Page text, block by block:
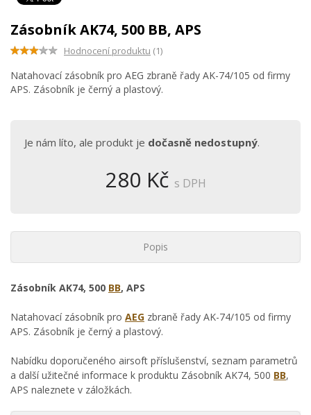
Zásobník AK74, 500 BB, APS
Hodnocení produktu (1)
Natahovací zásobník pro AEG zbraně řady AK-74/105 od firmy
APS. Zásobník je černý a plastový.
Je nám líto, ale produkt je dočasně nedostupný.
280 Kč s DPH
Popis
Zásobník AK74, 500 BB, APS
Natahovací zásobník pro AEG zbraně řady AK-74/105 od firmy
APS. Zásobník je černý a plastový.
Nabídku doporučeného airsoft příslušenství, seznam parametrů
a další užitečné informace k produktu Zásobník AK74, 500 BB,
APS naleznete v záložkách.